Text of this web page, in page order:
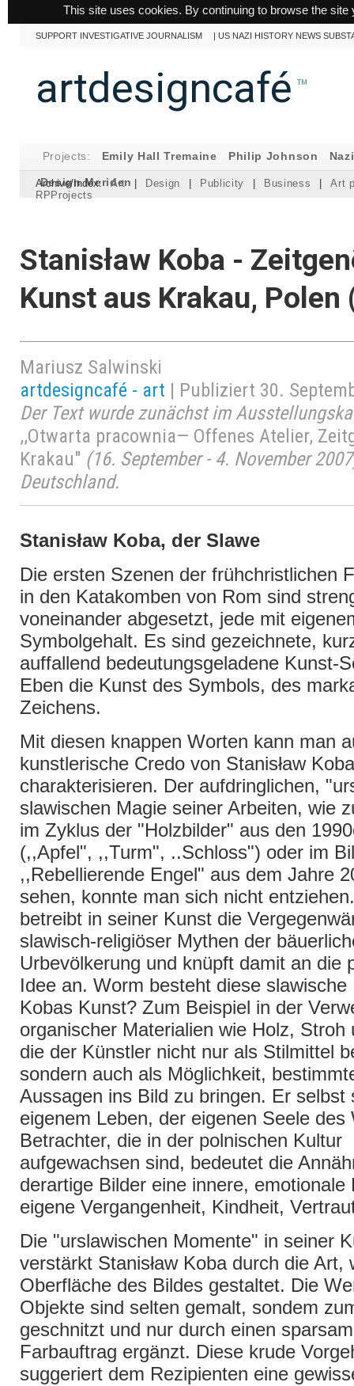
This site uses cookies. By continuing to browse the
SUPPORT INVESTIGATIVE JOURNALISM |US NAZI HISTORY NEWS
artdesigncafé ™
Projects: Emily Hall Tremaine Philip Johnson
Design Meriden
Archive/Index: Art | Design | Publicity | Business |
Art
RPProjects
Stanisław Koba -
Kunst aus Krakau, Polen
Mariusz Salwinski
artdesigncafé - art | Publiziert 30.
Der Text wurde zunächst im
,,Otwarta pracownia— Offenes Atelier,
Krakau" (16. September - 4. November
Deutschland.
Stanisław Koba, der Slawe
Die ersten Szenen der frühchristlichen
in den Katakomben von Rom sind
voneinander abgesetzt, jede mit
Symbolgehalt. Es sind gezeichnete,
auffallend bedeutungsgeladene Kunst-
Eben die Kunst des Symbols, des
Zeichens.
Mit diesen knappen Worten kann man
kunstlerische Credo von Stanisław Koba
charakterisieren. Der aufdringlichen,
slawischen Magie seiner Arbeiten, wie
im Zyklus der "Holzbilder" aus den
(,,Apfel", ,,Turm", ..Schloss") oder im
,,Rebellierende Engel" aus dem Jahre
sehen, konnte man sich nicht
betreibt in seiner Kunst die
slawisch-religiöser Mythen der
Urbevölkerung und knüpft damit an die
Idee an. Worm besteht diese slawische
Kobas Kunst? Zum Beispiel in der
organischer Materialien wie Holz, Stroh
die der Künstler nicht nur als Stilmittel
sondern auch als Möglichkeit,
Aussagen ins Bild zu bringen. Er selbst
eigenem Leben, der eigenen Seele des
Betrachter, die in der polnischen Kultur
aufgewachsen sind, bedeutet die
derartige Bilder eine innere, emotionale
eigene Vergangenheit, Kindheit,
Die "urslawischen Momente" in seiner
verstärkt Stanisław Koba durch die Art,
Oberfläche des Bildes gestaltet. Die
Objekte sind selten gemalt, sondem
geschnitzt und nur durch einen
Farbauftrag ergänzt. Diese krude
suggeriert dem Rezipienten eine